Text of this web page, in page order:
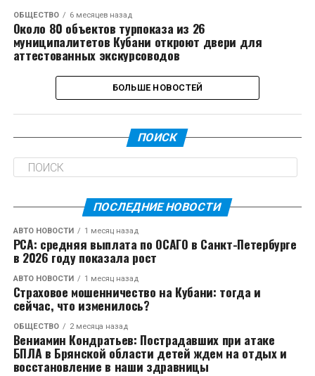
ОБЩЕСТВО 6 месяцев назад
Около 80 объектов турпоказа из 26
муниципалитетов Кубани откроют двери для
аттестованных экскурсоводов
БОЛЬШЕ НОВОСТЕЙ
ПОИСК
ПОСЛЕДНИЕ НОВОСТИ
АВТО НОВОСТИ 1 месяц назад
РСА: средняя выплата по ОСАГО в Санкт-Петербурге
в 2026 году показала рост
АВТО НОВОСТИ 1 месяц назад
Страховое мошенничество на Кубани: тогда и
сейчас, что изменилось?
ОБЩЕСТВО 2 месяца назад
Вениамин Кондратьев: Пострадавших при атаке
БПЛА в Брянской области детей ждем на отдых и
восстановление в наши здравницы